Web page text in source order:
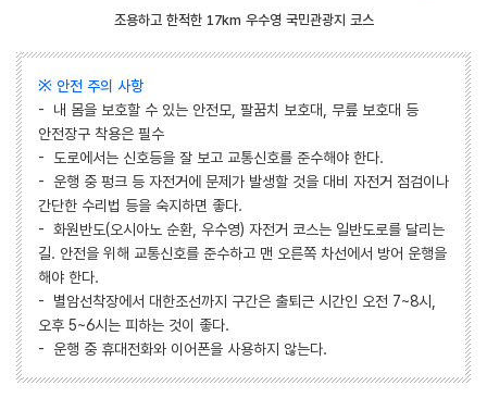
조용하고 한적한 17km 우수영 국민관광지 코스
※ 안전 주의 사항
- 내 몸을 보호할 수 있는 안전모, 팔꿈치 보호대, 무릎 보호대 등
안전장구 착용은 필수
- 도로에서는 신호등을 잘 보고 교통신호를 준수해야 한다.
- 운행 중 펑크 등 자전거에 문제가 발생할 것을 대비 자전거 점검이나
간단한 수리법 등을 숙지하면 좋다.
- 화원반도(오시아노 순환, 우수영) 자전거 코스는 일반도로를 달리는
길. 안전을 위해 교통신호를 준수하고 맨 오른쪽 차선에서 방어 운행을
해야 한다.
- 별암선착장에서 대한조선까지 구간은 출퇴근 시간인 오전 7~8시,
오후 5~6시는 피하는 것이 좋다.
- 운행 중 휴대전화와 이어폰을 사용하지 않는다.